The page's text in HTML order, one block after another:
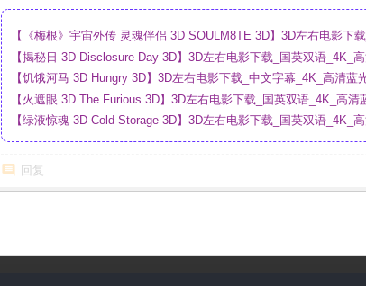
【《梅根》宇宙外传 灵魂伴侣 3D SOULM8TE 3D】3D左右电影下
_4K_高清蓝光压制_网盘
【揭秘日 3D Disclosure Day 3D】3D左右电影下载_国英双语_4K_高
网盘
【饥饿河马 3D Hungry 3D】3D左右电影下载_中文字幕_4K_高清蓝
【火遮眼 3D The Furious 3D】3D左右电影下载_国英双语_4K_高清
【绿液惊魂 3D Cold Storage 3D】3D左右电影下载_国英双语_4K_高
回复